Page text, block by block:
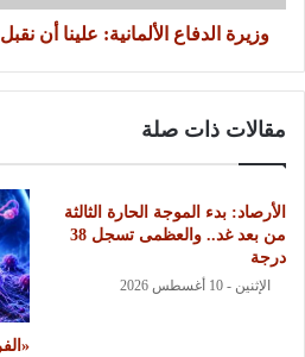
وزيرة الدفاع الألمانية: علينا أن
مقالات ذات صلة
الأرصاد: بدء الموجة الحارة الثالثة
من بعد غد.. والعظمى تسجل 38
درجة
الإثنين - 10 أغسطس 2026